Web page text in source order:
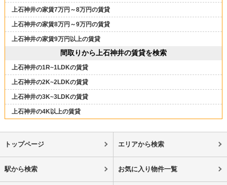
上石神井の家賃7万円～8万円の賃貸
上石神井の家賃8万円～9万円の賃貸
上石神井の家賃9万円以上の賃貸
間取りから上石神井の賃貸を検索
上石神井の1R~1LDKの賃貸
上石神井の2K~2LDKの賃貸
上石神井の3K~3LDKの賃貸
上石神井の4K以上の賃貸
トップページ エリアから検索
駅から検索 お気に入り物件一覧